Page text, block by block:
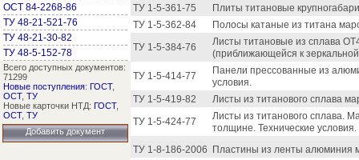
ОСТ 84-2268-86
ТУ 48-21-521-76
ТУ 48-21-30-82
ТУ 48-5-152-78
Всего доступных документов:
71299
Новые поступления: ГОСТ,
ОСТ, ТУ
Новые карточки НТД: ГОСТ,
ОСТ, ТУ
Добавить документ
ТУ 1-5-361-75
Плиты титановые
ТУ 1-5-362-84
Полосы катаные из титана
ТУ 1-5-384-76
Листы титановые из сплава
(приближающейся к
ТУ 1-5-414-77
Панели прессованные из
условия.
ТУ 1-5-419-82
Листы из титанового сплава
ТУ 1-5-424-77
Листы из титанового сплава.
толщине. Технические условия.
ТУ 1-8-186-2006
Пластины из ленты алюминия